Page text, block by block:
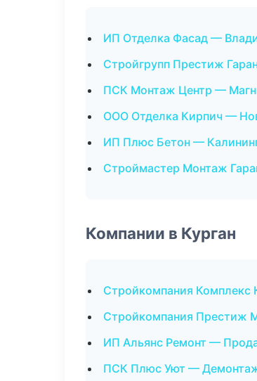
ИП Отделка Фасад —
Стройгрупп Престиж
ПСК Монтаж Центр —
ООО Отделка Кирпич —
ИП Плюс Бетон —
Строймастер Монтаж
Компании в Курган
Стройкомпания
Стройкомпания Престиж
ИП Альянс Ремонт —
ПСК Плюс Уют —